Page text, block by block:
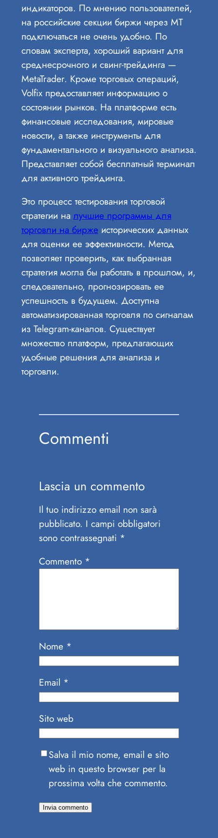
индикаторов. По мнению пользователей,
на российские секции биржи через MT
подключаться не очень удобно. По
словам эксперта, хороший вариант для
среднесрочного и свинг-трейдинга —
MetaTrader. Кроме торговых операций,
Volfix предоставляет информацию о
состоянии рынков. На платформе есть
финансовые исследования, мировые
новости, а также инструменты для
фундаментального и визуального анализа.
Представляет собой бесплатный терминал
для активного трейдинга.
Это процесс тестирования торговой
стратегии на лучшие программы для
торговли на бирже исторических данных
для оценки ее эффективности. Метод
позволяет проверить, как выбранная
стратегия могла бы работать в прошлом, и,
следовательно, прогнозировать ее
успешность в будущем. Доступна
автоматизированная торговля по сигналам
из Telegram-каналов. Существует
множество платформ, предлагающих
удобные решения для анализа и
торговли.
Commenti
Lascia un commento
Il tuo indirizzo email non sarà
pubblicato. I campi obbligatori
sono contrassegnati *
Commento *
Nome *
Email *
Sito web
Salva il mio nome, email e sito
web in questo browser per la
prossima volta che commento.